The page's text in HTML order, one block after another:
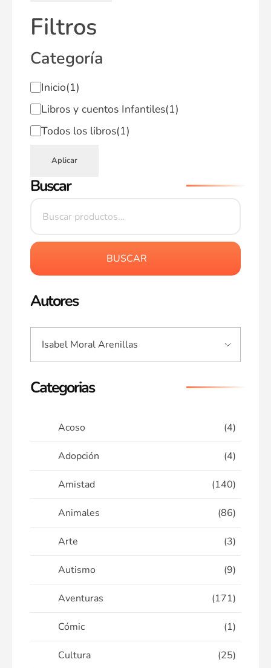
Filtros
Categoría
Inicio(1)
Libros y cuentos Infantiles(1)
Todos los libros(1)
Aplicar
Buscar
BUSCAR
Autores
Categorias
Acoso (4)
Adopción (4)
Amistad (140)
Animales (86)
Arte (3)
Autismo (9)
Aventuras (171)
Cómic (1)
Cultura (25)